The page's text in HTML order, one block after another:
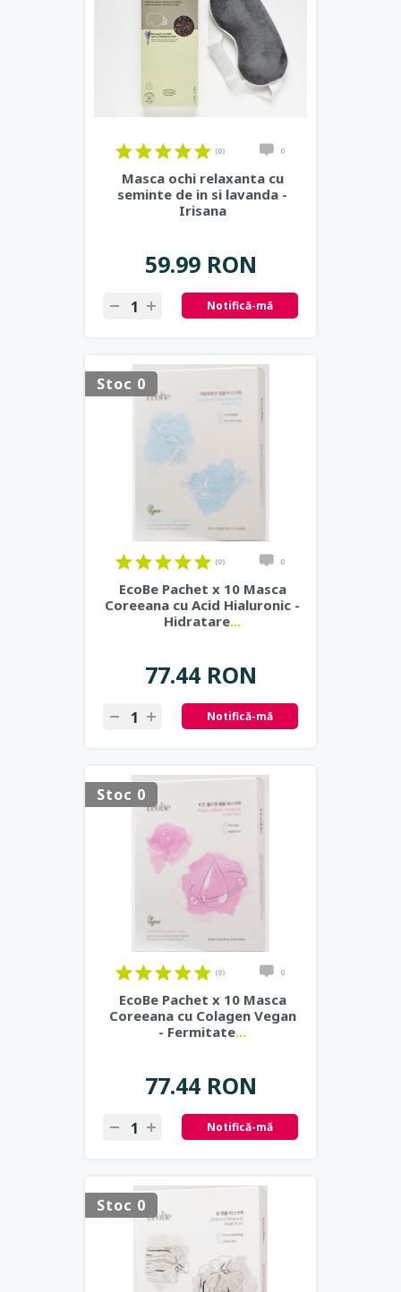
(0) 0
Masca ochi relaxanta cu
seminte de in si lavanda -
Irisana
59.99 RON
Notifică-mă
Stoc 0
(0) 0
EcoBe Pachet x 10 Masca
Coreeana cu Acid Hialuronic -
Hidratare...
77.44 RON
Notifică-mă
Stoc 0
(0) 0
EcoBe Pachet x 10 Masca
Coreeana cu Colagen Vegan
- Fermitate...
77.44 RON
Notifică-mă
Stoc 0